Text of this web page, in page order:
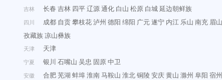
吉林 长春 吉林 四平辽源通化 白山 松原 白城延边朝鲜族
四川 成都 自贡攀枝花泸州 德阳 绵阳 广元遂宁 内江 乐山 南充 眉山
孜藏族凉山彝族
天津 天津
宁夏 银川 石嘴山 吴忠 固原中卫
安徽 合肥芜湖 蚌埠淮南马鞍山 淮北铜陵 安庆黄山 滁州 阜阳 宿州